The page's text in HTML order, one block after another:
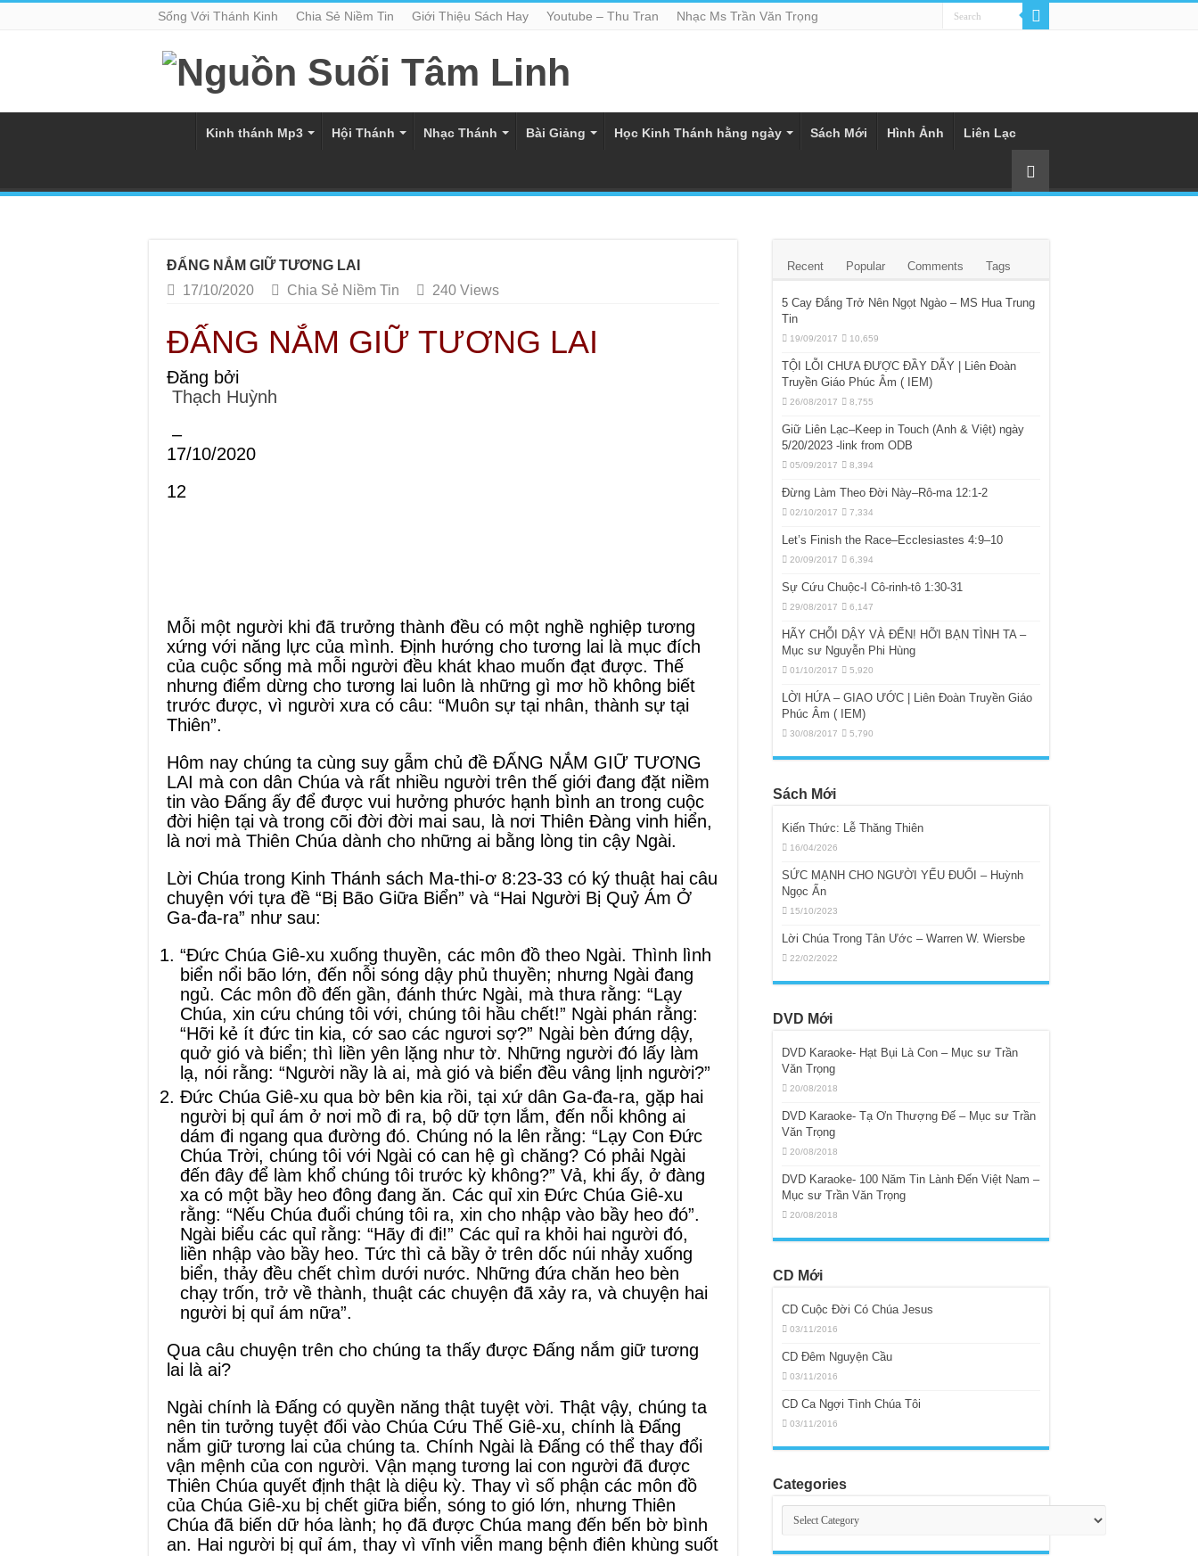
Sống Với Thánh Kinh Chia Sẻ Niềm Tin Giới Thiệu Sách Hay Youtube – Thu Tran Nhạc Ms Trần Văn Trọng
Kinh thánh Mp3 Hội Thánh Nhạc Thánh Bài Giảng Học Kinh Thánh hằng ngày Sách Mới Hình Ảnh Liên Lạc
ĐẤNG NẮM GIỮ TƯƠNG LAI
17/10/2020
Chia Sẻ Niềm Tin 240 Views
ĐẤNG NẮM GIỮ TƯƠNG LAI
Đăng bởi
Thạch Huỳnh
–
17/10/2020
12
Mỗi một người khi đã trưởng thành đều có một nghề nghiệp tương
xứng với năng lực của mình. Định hướng cho tương lai là mục đích
của cuộc sống mà mỗi người đều khát khao muốn đạt được. Thế
nhưng điểm dừng cho tương lai luôn là những gì mơ hồ không biết
trước được, vì người xưa có câu: “Muôn sự tại nhân, thành sự tại
Thiên”.
Hôm nay chúng ta cùng suy gẫm chủ đề ĐẤNG NẮM GIỮ TƯƠNG
LAI mà con dân Chúa và rất nhiều người trên thế giới đang đặt niềm
tin vào Đấng ấy để được vui hưởng phước hạnh bình an trong cuộc
đời hiện tại và trong cõi đời đời mai sau, là nơi Thiên Đàng vinh hiển,
là nơi mà Thiên Chúa dành cho những ai bằng lòng tin cậy Ngài.
Lời Chúa trong Kinh Thánh sách Ma-thi-ơ 8:23-33 có ký thuật hai câu
chuyện với tựa đề “Bị Bão Giữa Biển” và “Hai Người Bị Quỷ Ám Ở
Ga-đa-ra” như sau:
“Đức Chúa Giê-xu xuống thuyền, các môn đồ theo Ngài. Thình lình
biển nổi bão lớn, đến nỗi sóng dậy phủ thuyền; nhưng Ngài đang
ngủ. Các môn đồ đến gần, đánh thức Ngài, mà thưa rằng: “Lạy
Chúa, xin cứu chúng tôi với, chúng tôi hầu chết!” Ngài phán rằng:
“Hỡi kẻ ít đức tin kia, cớ sao các ngươi sợ?” Ngài bèn đứng dậy,
quở gió và biển; thì liền yên lặng như tờ. Những người đó lấy làm
lạ, nói rằng: “Người nầy là ai, mà gió và biển đều vâng lịnh người?”
Đức Chúa Giê-xu qua bờ bên kia rồi, tại xứ dân Ga-đa-ra, gặp hai
người bị quỉ ám ở nơi mồ đi ra, bộ dữ tợn lắm, đến nỗi không ai
dám đi ngang qua đường đó. Chúng nó la lên rằng: “Lạy Con Đức
Chúa Trời, chúng tôi với Ngài có can hệ gì chăng? Có phải Ngài
đến đây để làm khổ chúng tôi trước kỳ không?” Vả, khi ấy, ở đàng
xa có một bầy heo đông đang ăn. Các quỉ xin Đức Chúa Giê-xu
rằng: “Nếu Chúa đuổi chúng tôi ra, xin cho nhập vào bầy heo đó”.
Ngài biểu các quỉ rằng: “Hãy đi đi!” Các quỉ ra khỏi hai người đó,
liền nhập vào bầy heo. Tức thì cả bầy ở trên dốc núi nhảy xuống
biển, thảy đều chết chìm dưới nước. Những đứa chăn heo bèn
chạy trốn, trở về thành, thuật các chuyện đã xảy ra, và chuyện hai
người bị quỉ ám nữa”.
Qua câu chuyện trên cho chúng ta thấy được Đấng nắm giữ tương
lai là ai?
Ngài chính là Đấng có quyền năng thật tuyệt vời. Thật vậy, chúng ta
nên tin tưởng tuyệt đối vào Chúa Cứu Thế Giê-xu, chính là Đấng
nắm giữ tương lai của chúng ta. Chính Ngài là Đấng có thể thay đổi
vận mệnh của con người. Vận mạng tương lai con người đã được
Thiên Chúa quyết định thật là diệu kỳ. Thay vì số phận các môn đồ
của Chúa Giê-xu bị chết giữa biển, sóng to gió lớn, nhưng Thiên
Chúa đã biến dữ hóa lành; họ đã được Chúa mang đến bến bờ bình
an. Hai người bị quỉ ám, thay vì vĩnh viễn mang bệnh điên khùng suốt
Recent Popular Comments Tags
5 Cay Đắng Trở Nên Ngọt Ngào – MS Hua Trung
Tin
19/09/2017 10,659
TỘI LỖI CHƯA ĐƯỢC ĐẦY DẪY | Liên Đoàn
Truyền Giáo Phúc Âm ( IEM)
26/08/2017 8,755
Giữ Liên Lạc–Keep in Touch (Anh & Việt) ngày
5/20/2023 -link from ODB
05/09/2017 8,394
Đừng Làm Theo Đời Này–Rô-ma 12:1-2
02/10/2017 7,334
Let’s Finish the Race–Ecclesiastes 4:9–10
20/09/2017 6,394
Sự Cứu Chuộc-I Cô-rinh-tô 1:30-31
29/08/2017 6,147
HÃY CHỖI DẬY VÀ ĐẾN! HỠI BẠN TÌNH TA –
Mục sư Nguyễn Phi Hùng
01/10/2017 5,920
LỜI HỨA – GIAO ƯỚC | Liên Đoàn Truyền Giáo
Phúc Âm ( IEM)
30/08/2017 5,790
Sách Mới
Kiến Thức: Lễ Thăng Thiên
16/04/2026
SỨC MẠNH CHO NGƯỜI YẾU ĐUỐI – Huỳnh
Ngọc Ẩn
15/10/2023
Lời Chúa Trong Tân Ước – Warren W. Wiersbe
22/02/2022
DVD Mới
DVD Karaoke- Hạt Bụi Là Con – Mục sư Trần
Văn Trọng
20/08/2018
DVD Karaoke- Tạ Ơn Thượng Đế – Mục sư Trần
Văn Trọng
20/08/2018
DVD Karaoke- 100 Năm Tin Lành Đến Việt Nam –
Mục sư Trần Văn Trọng
20/08/2018
CD Mới
CD Cuộc Đời Có Chúa Jesus
03/11/2016
CD Đêm Nguyện Cầu
03/11/2016
CD Ca Ngợi Tình Chúa Tôi
03/11/2016
Categories
Categories